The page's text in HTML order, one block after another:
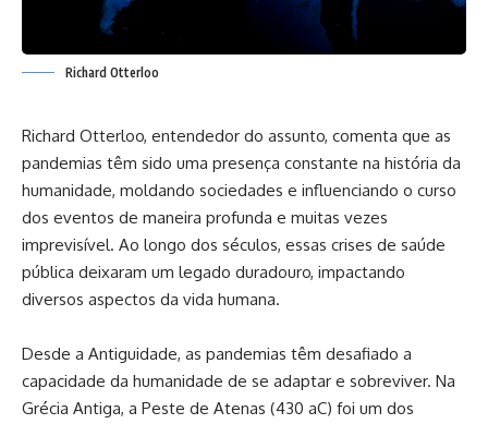
Richard Otterloo
Richard Otterloo, entendedor do assunto, comenta que as
pandemias têm sido uma presença constante na história da
humanidade, moldando sociedades e influenciando o curso
dos eventos de maneira profunda e muitas vezes
imprevisível. Ao longo dos séculos, essas crises de saúde
pública deixaram um legado duradouro, impactando
diversos aspectos da vida humana.
Desde a Antiguidade, as pandemias têm desafiado a
capacidade da humanidade de se adaptar e sobreviver. Na
Grécia Antiga, a Peste de Atenas (430 aC) foi um dos